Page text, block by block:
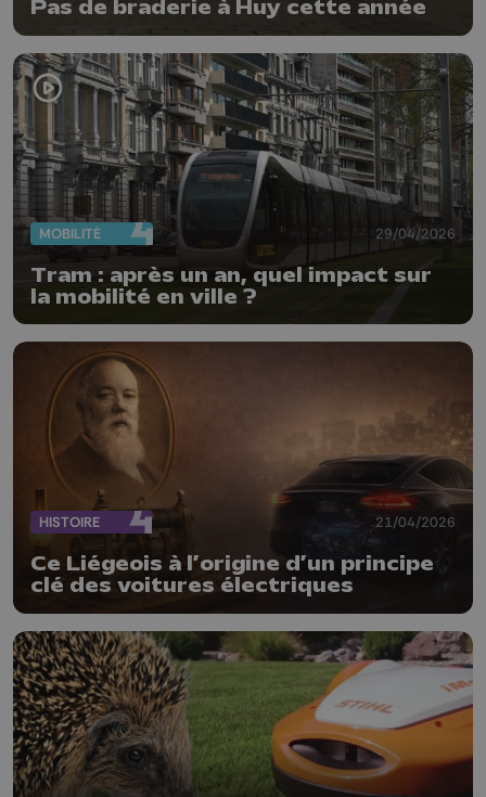
Pas de braderie à Huy cette année
MOBILITÉ 29/04/2026
Tram : après un an, quel impact sur
la mobilité en ville ?
HISTOIRE 21/04/2026
Ce Liégeois à l’origine d’un principe
clé des voitures électriques